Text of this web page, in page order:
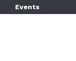
Events